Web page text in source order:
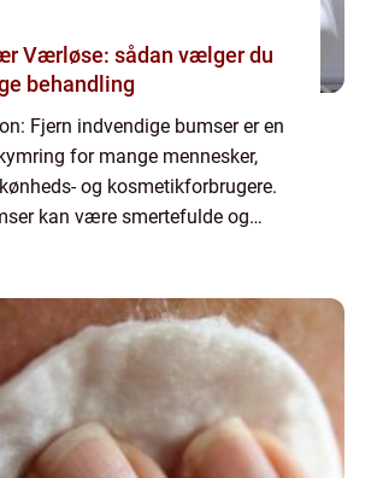
Værløse: sådan vælger du
behandling
Fjern indvendige bumser er en
for mange mennesker,
og kosmetikforbrugere.
kan være smertefulde og